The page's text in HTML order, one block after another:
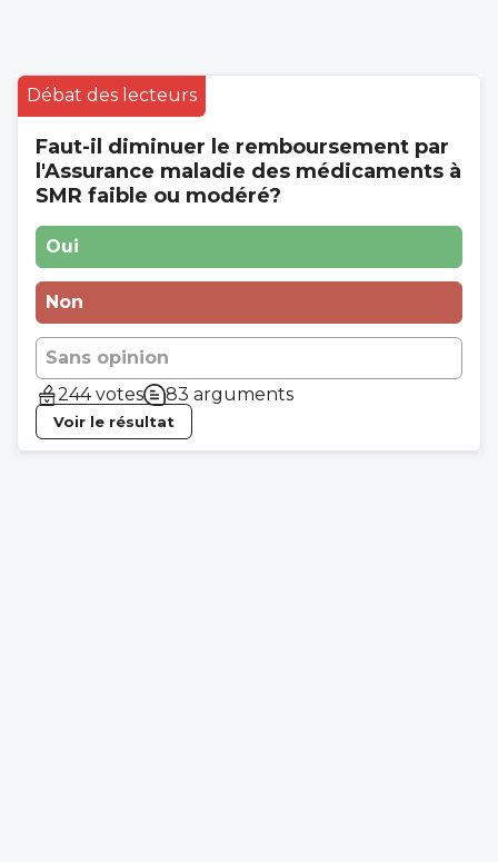
Débat des lecteurs
Faut-il diminuer le remboursement par
l'Assurance maladie des médicaments à
SMR faible ou modéré?
Oui
Non
Sans opinion
244 votes
83 arguments
Voir le résultat